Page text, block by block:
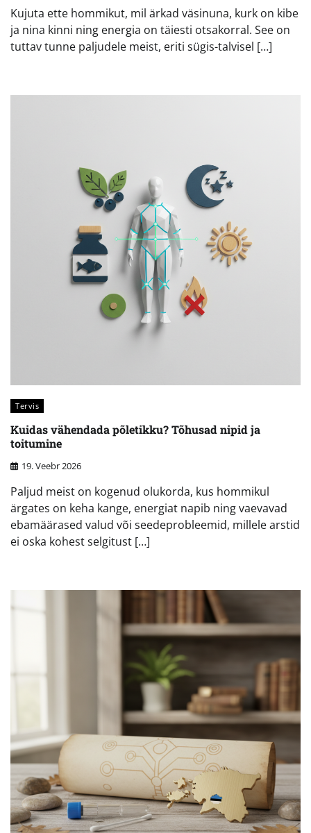
Kujuta ette hommikut, mil ärkad väsinuna, kurk on kibe
ja nina kinni ning energia on täiesti otsakorral. See on
tuttav tunne paljudele meist, eriti sügis-talvisel […]
Tervis
Kuidas vähendada põletikku? Tõhusad nipid ja
toitumine
19. Veebr 2026
Paljud meist on kogenud olukorda, kus hommikul
ärgates on keha kange, energiat napib ning vaevavad
ebamäärased valud või seedeprobleemid, millele arstid
ei oska kohest selgitust […]